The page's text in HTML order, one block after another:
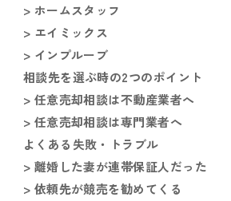
> ホームスタッフ
> エイミックス
> インプルーブ
相談先を選ぶ時の2つのポイント
> 任意売却相談は不動産業者へ
> 任意売却相談は専門業者へ
よくある失敗・トラブル
> 離婚した妻が連帯保証人だった
> 依頼先が競売を勧めてくる